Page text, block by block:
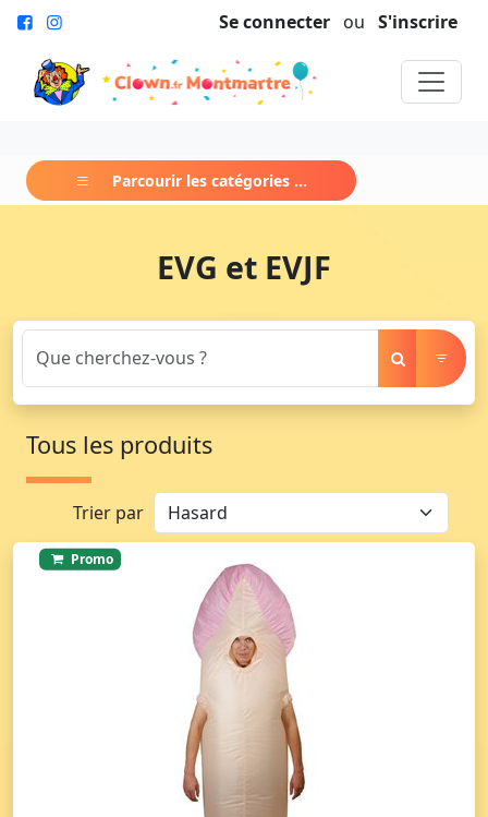
Se connecter ou S'inscrire
Parcourir les catégories ...
EVG et EVJF
Tous les produits
Trier par
Promo